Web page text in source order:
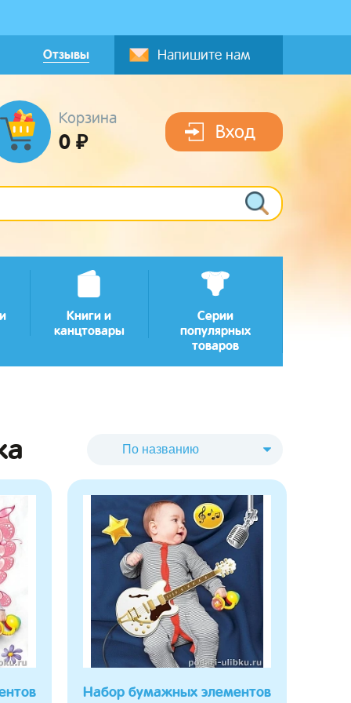
Отзывы Напишите нам
Корзина
0 ₽ Вход
Книги и
канцтовары
Серии
популярных
товаров
Набор бумажных элементов